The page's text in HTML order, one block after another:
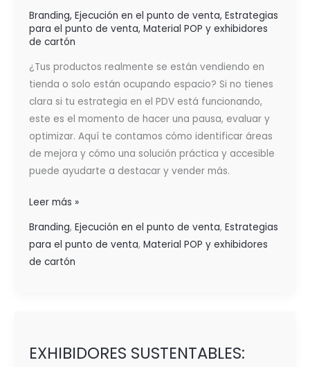
Branding, Ejecución en el punto de venta, Estrategias
para el punto de venta, Material POP y exhibidores
de cartón
¿Tus productos realmente se están vendiendo en
tienda o solo están ocupando espacio? Si no tienes
clara si tu estrategia en el PDV está funcionando,
este es el momento de hacer una pausa, evaluar y
optimizar. Aquí te contamos cómo identificar áreas
de mejora y cómo una solución práctica y accesible
puede ayudarte a destacar y vender más.
EL
PUNTO
VENTA:
Optimiza
tu
Estrategia
y
Multiplica
tus
Leer más »
Branding, Ejecución en el punto de venta, Estrategias
para el punto de venta, Material POP y exhibidores
de cartón
EXHIBIDORES SUSTENTABLES:
Clave